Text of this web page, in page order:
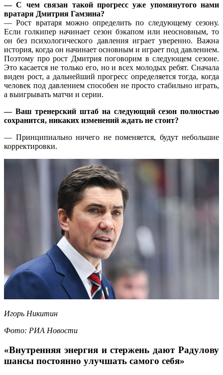
— С чем связан такой прогресс уже упомянутого нами
вратаря Дмитрия Гамзина?
— Рост вратаря можно определить по следующему сезону.
Если голкипер начинает сезон бэкапом или неосновным, то
он без психологического давления играет уверенно. Важна
история, когда он начинает основным и играет под давлением.
Поэтому про рост Дмитрия поговорим в следующем сезоне.
Это касается не только его, но и всех молодых ребят. Сначала
виден рост, а дальнейший прогресс определяется тогда, когда
человек под давлением способен не просто стабильно играть,
а выигрывать матчи и серии.
— Ваш тренерский штаб на следующий сезон полностью
сохранится, никаких изменений ждать не стоит?
— Принципиально ничего не поменяется, будут небольшие
корректировки.
Игорь Никитин
Фото: РИА Новости
«Внутренняя энергия и стержень дают Радулову
шансы постоянно улучшать самого себя»